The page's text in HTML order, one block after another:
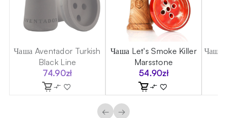
Чаша Aventador Turkish
Black Line
74.90zł
Чаша Let's Smoke Killer
Marsstone
54.90zł
Чаша
← →